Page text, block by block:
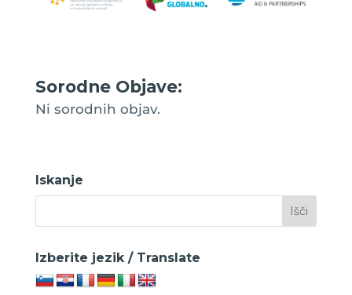
Sorodne Objave:
Ni sorodnih objav.
Iskanje
Izberite jezik / Translate